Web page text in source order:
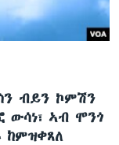
ብይን ኮምሽን
ኣብ ሞንጎ